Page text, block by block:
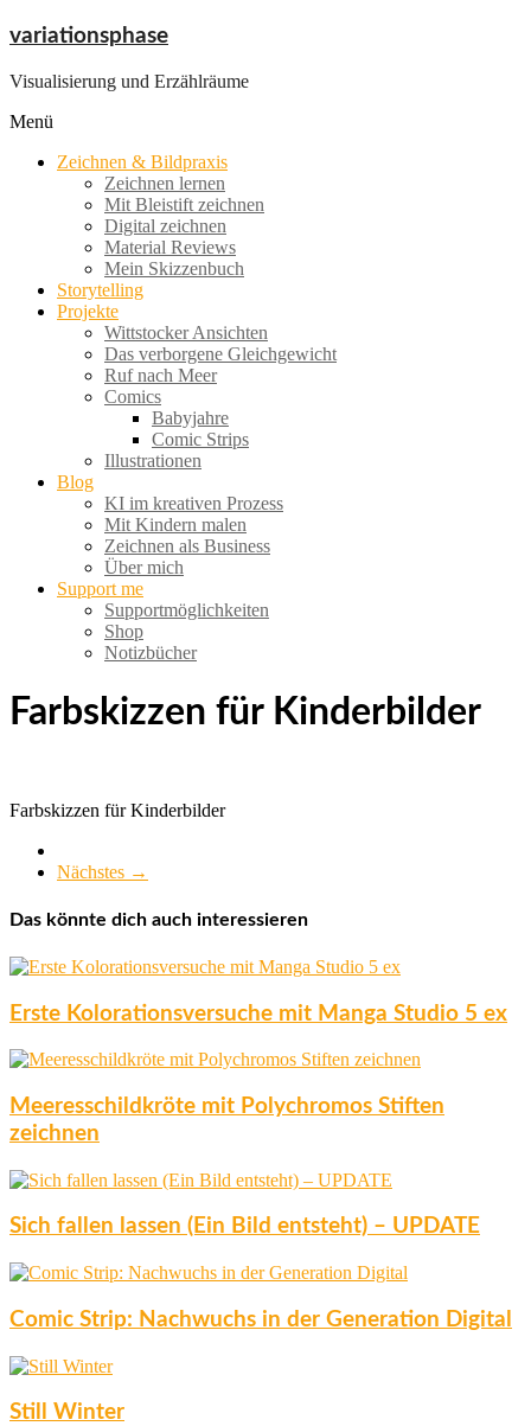
Zum
springen
variationsphase
Visualisierung und Erzählräume
Menü
Zeichnen & Bildpraxis
Zeichnen lernen
Mit Bleistift zeichnen
Digital zeichnen
Material Reviews
Mein Skizzenbuch
Storytelling
Projekte
Wittstocker Ansichten
Das verborgene Gleichgewicht
Ruf nach Meer
Comics
Babyjahre
Comic Strips
Illustrationen
Blog
KI im kreativen Prozess
Mit Kindern malen
Zeichnen als Business
Über mich
Support me
Supportmöglichkeiten
Shop
Notizbücher
Farbskizzen für Kinderbilder
Farbskizzen für Kinderbilder
Nächstes →
Das könnte dich auch interessieren
Erste Kolorationsversuche mit Manga Studio 5 ex
Meeresschildkröte mit Polychromos Stiften
zeichnen
Sich fallen lassen (Ein Bild entsteht) – UPDATE
Comic Strip: Nachwuchs in der Generation Digital
Still Winter